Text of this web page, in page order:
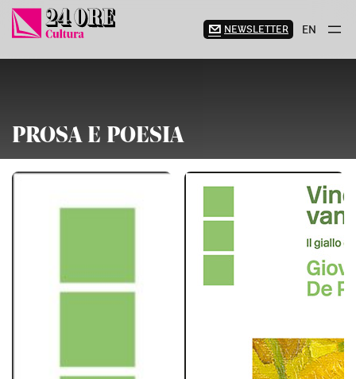
Vai
contenuto
NEWSLETTER EN
PROSA E POESIA